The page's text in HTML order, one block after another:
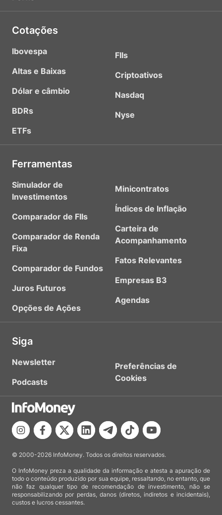
Cotações
Ibovespa
Altas e Baixas
Dólar e câmbio
BDRs
ETFs
FIIs
Criptoativos
Nasdaq
Nyse
Ferramentas
Simulador de
Investimentos
Comparador de FIIs
Comparador de Renda
Fixa
Comparador de Fundos
Juros Futuros
Opções de Ações
Minicontratos
Índices de Inflação
Carteira de
Acompanhamento
Fatos Relevantes
Empresas B3
Agendas
Siga
Newsletter
Podcasts
Preferências de
Cookies
© 2000-2026 InfoMoney. Todos os direitos reservados.
O InfoMoney preza a qualidade da informação e atesta a apuração de
todo o conteúdo produzido por sua equipe, ressaltando, no entanto, que
não faz qualquer tipo de recomendação de investimento, não se
responsabilizando por perdas, danos (diretos, indiretos e incidentais),
custos e lucros cessantes.